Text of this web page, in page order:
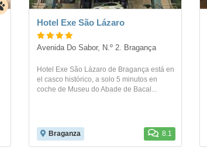
Hotel Exe São Lázaro
Avenida Do Sabor, N.º 2. Bragança
Hotel Exe São Lázaro de Bragança está en
el casco histórico, a solo 5 minutos en
coche de Museu do Abade de Bacal...
Braganza 8.1